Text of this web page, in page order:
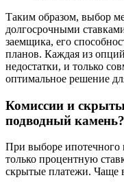
Таким образом, выбор
долгосрочными
заемщика, его
планов. Каждая из
недостатки, и только
оптимальное решение
Комиссии и
подводный камень?
При выборе ипотечного
только процентную
скрытые платежи. Чаще